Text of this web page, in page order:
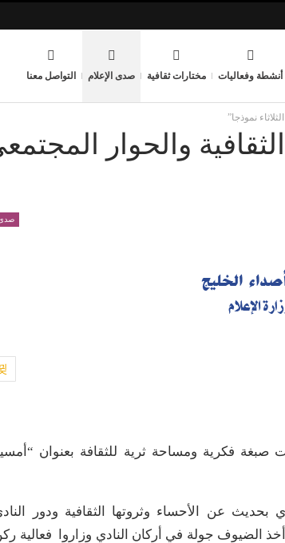
أنشطة وفعاليات مختارات ثقافية صدى الإعلام التواصل معنا
نموذجا”
والحوار
صدى
صبغة فكرية ومساحة ثرية للثقافة بعنوان
بحديث عن الأحساء وثروتها الثقافية ودور
الضيوف جولة في أركان النادي وزاروا فعالية